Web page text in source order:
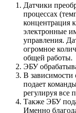
Датчики
процессах
концентрация
электронные
управления.
огромное
общей работы.
ЭБУ
В зависимости
подает
регулируя все
Также ЭБУ
Именно